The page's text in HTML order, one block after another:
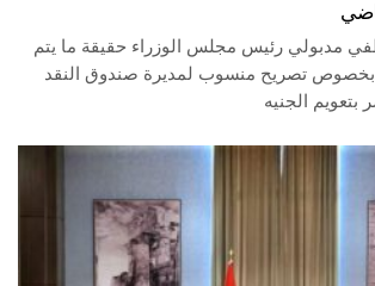
مدبولي رئيس مجلس الوزراء حقيقة ما يتم
بخصوص تصريح منسوب لمديرة صندوق النقد
بتعويم الجنيه